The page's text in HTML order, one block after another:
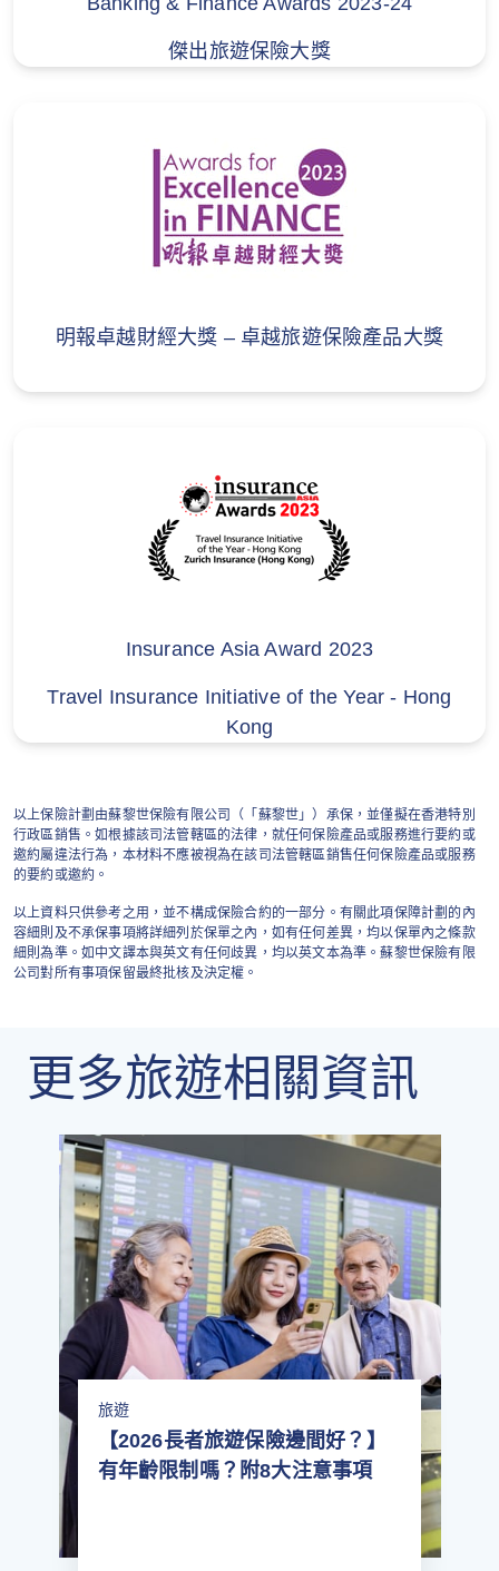
餘運動保障除外）；
(f)你的任何違法或非法行為。
本保單並不承保以下職業於工作期間引致的損
失：出任為任何空中乘載工具的機務人員或操作
員從事、任何體力勞動性工作、從事離岸活動如
炸品或槍械、以演員／歌星／藝人表現、地盤工
或參與海陸空服務或行動或持械工作。
包括你未能享用某些東西或事件，或以獎賞計劃
換取的費用（例如飛行里數或會員積分計劃），
5. 其他不保事項或條款
(a) 任何持有中華人民共和國護照及以此往返中國
政府（中國除外）所簽發的法定文件證明為該地
合法居民，則本項不適用。
(b) 因自殺或蓄意自我傷害、神經錯亂、心智或精
神不正常、受到酒精或藥物影響（除非由合格醫
生處方）、酗酒、濫用藥物或吸毒引致的損失。
(d) 任何直接或間接因大流行病、戰爭、侵略、外
戰、叛亂、暴動、軍事力量或政變所引起的任何
事件、或因政府意圖阻礙、反對或防禦此等動亂
（包括恐怖活動）所引起的損失；任何類型之核
子技術。
(e) 任何因政府法例及規條限制引致的損失。
(f) 因政府或授權的行政機構發出的出入境限制或
隔離限制，或全國封鎖， 導致你不能旅遊。
(g) 因你的居住地點或你旅遊目地的政府或授權的
行政機構向你發出強制隔離或隔離令，導致你不
能旅遊或你拒絕旅遊，或任何因此而引致的損
(f) 你未能提供公共交通工具或相關政府機構要求
傑出旅遊保險大獎
明報卓越財經大獎 – 卓越旅遊保險產品大獎
Insurance Asia Award 2023
Travel Insurance Initiative of the Year - Hong
Kong
以上保險計劃由蘇黎世保險有限公司（「蘇黎世」）承保，並僅擬在香港特別
行政區銷售。如根據該司法管轄區的法律，就任何保險產品或服務進行要約或
邀約屬違法行為，本材料不應被視為在該司法管轄區銷售任何保險產品或服務
的要約或邀約。
以上資料只供參考之用，並不構成保險合約的一部分。有關此項保障計劃的內
容細則及不承保事項將詳細列於保單之內，如有任何差異，均以保單內之條款
細則為準。如中文譯本與英文有任何歧異，均以英文本為準。蘇黎世保險有限
公司對所有事項保留最終批核及決定權。
更多旅遊相關資訊
旅遊
【2026長者旅遊保險邊間好？】
有年齡限制嗎？附8大注意事項